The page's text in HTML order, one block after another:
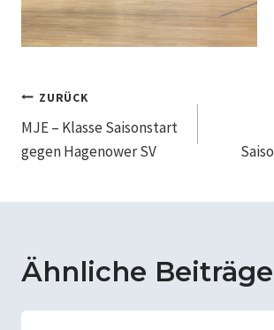
Beitragsnavigation
ZURÜCK
MJE – Klasse Saisonstart
gegen Hagenower SV
Ähnliche Beiträge